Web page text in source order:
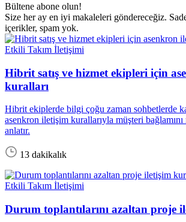
Bültene abone olun!
Size her ay en iyi makaleleri göndereceğiz.
içerikler, spam yok.
Etkili Takım İletişimi
Hibrit satış ve hizmet ekipleri için
kuralları
Hibrit ekiplerde bilgi çoğu zaman sohbetlerde
asenkron iletişim kurallarıyla müşteri bağlamını
anlatır.
13 dakikalık
Etkili Takım İletişimi
Durum toplantılarını azaltan proje